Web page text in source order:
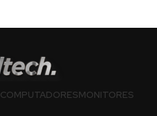
COMPUTADORESMONITORES